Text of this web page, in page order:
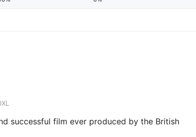
successful film ever produced by the British